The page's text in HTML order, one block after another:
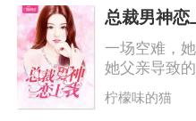
果真是白月
上，死不承
朱砂痣，也
姐登门入室
过是侮辱她而
总裁男神恋
一场空难，
她父亲导致
回付家，本
他是来讨债
柠檬味的猫